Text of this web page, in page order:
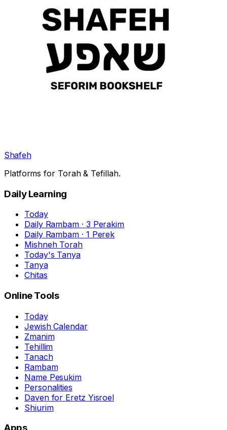
Shafeh
Platforms for Torah & Tefillah.
Daily Learning
Today
Daily Rambam · 3 Perakim
Daily Rambam · 1 Perek
Mishneh Torah
Today's Tanya
Tanya
Chitas
Online Tools
Today
Jewish Calendar
Zmanim
Tehillim
Tanach
Rambam
Name Pesukim
Personalities
Daven for Eretz Yisroel
Shiurim